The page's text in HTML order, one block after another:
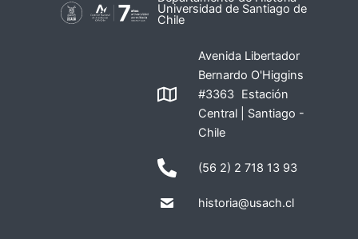
Universidad de Santiago de
Chile
Avenida Libertador
Bernardo O'Higgins
#3363 Estación
Central | Santiago -
Chile
(56 2) 2 718 13 93
historia@usach.cl